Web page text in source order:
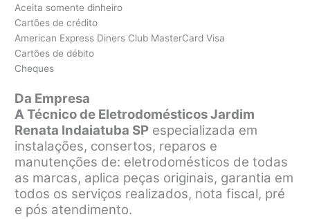
Aceita somente dinheiro
Cartões de crédito
American Express Diners Club MasterCard Visa
Cartões de débito
Cheques
Da Empresa
A Técnico de Eletrodomésticos Jardim
Renata Indaiatuba SP especializada em
instalações, consertos, reparos e
manutenções de: eletrodomésticos de todas
as marcas, aplica peças originais, garantia em
todos os serviços realizados, nota fiscal, pré
e pós atendimento.